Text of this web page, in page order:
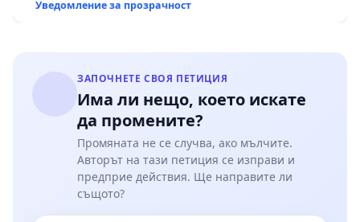
Мирово - к.к. Момин проход
Уведомление за прозрачност
ЗАПОЧНЕТЕ СВОЯ ПЕТИЦИЯ
Има ли нещо, което искате
да промените?
Промяната не се случва, ако мълчите.
Авторът на тази петиция се изправи и
предприе действия. Ще направите ли
същото?